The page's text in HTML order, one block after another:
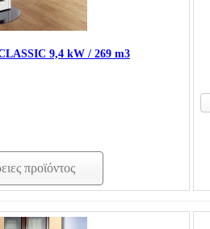
9,4 kW / 269 m3
προϊόντος